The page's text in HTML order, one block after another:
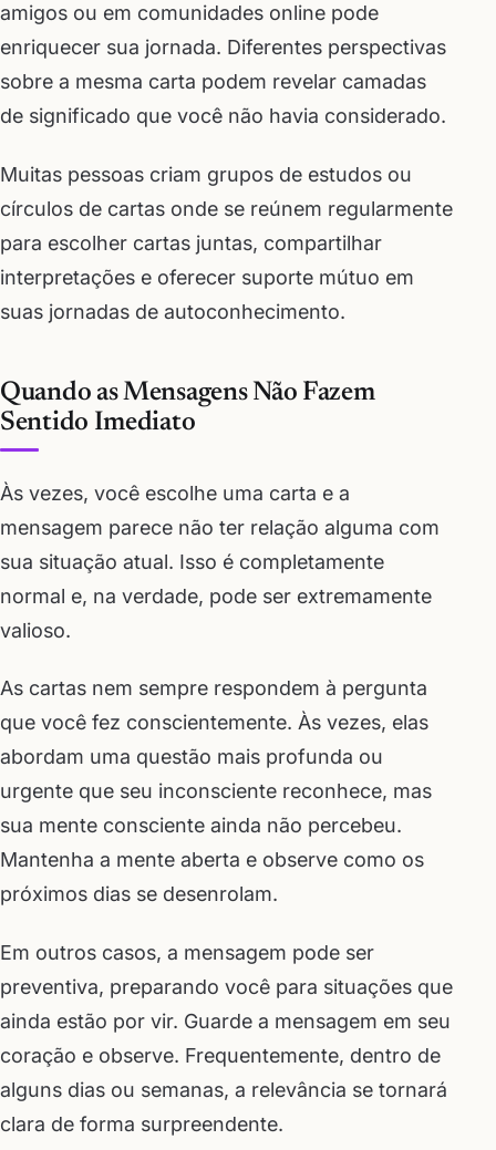
amigos ou em comunidades online pode
enriquecer sua jornada. Diferentes perspectivas
sobre a mesma carta podem revelar camadas
de significado que você não havia considerado.
Muitas pessoas criam grupos de estudos ou
círculos de cartas onde se reúnem regularmente
para escolher cartas juntas, compartilhar
interpretações e oferecer suporte mútuo em
suas jornadas de autoconhecimento.
Quando as Mensagens Não Fazem
Sentido Imediato
Às vezes, você escolhe uma carta e a
mensagem parece não ter relação alguma com
sua situação atual. Isso é completamente
normal e, na verdade, pode ser extremamente
valioso.
As cartas nem sempre respondem à pergunta
que você fez conscientemente. Às vezes, elas
abordam uma questão mais profunda ou
urgente que seu inconsciente reconhece, mas
sua mente consciente ainda não percebeu.
Mantenha a mente aberta e observe como os
próximos dias se desenrolam.
Em outros casos, a mensagem pode ser
preventiva, preparando você para situações que
ainda estão por vir. Guarde a mensagem em seu
coração e observe. Frequentemente, dentro de
alguns dias ou semanas, a relevância se tornará
clara de forma surpreendente.